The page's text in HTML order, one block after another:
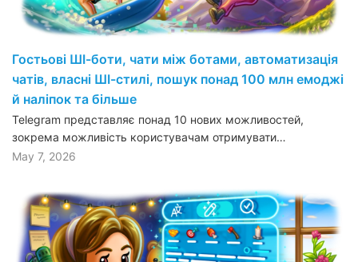
Гостьові ШІ-боти, чати між ботами, автоматизація
чатів, власні ШІ-стилі, пошук понад 100 млн емоджі
й наліпок та більше
Telegram представляє понад 10 нових можливостей,
зокрема можливість користувачам отримувати…
May 7, 2026